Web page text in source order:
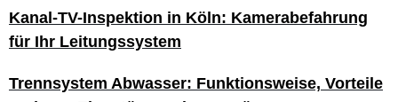
Kanal-TV-Inspektion in Köln: Kamerabefahrung
für Ihr Leitungssystem
Trennsystem Abwasser: Funktionsweise, Vorteile